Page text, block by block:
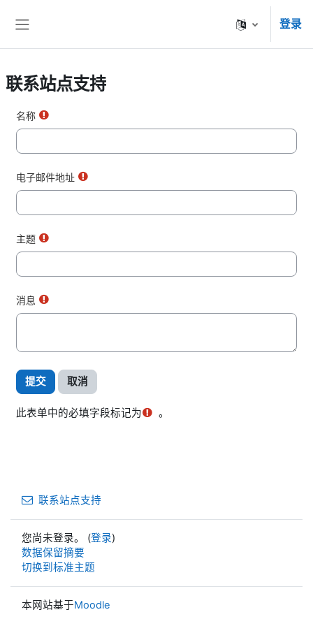
登录
联系站点支持
名称
电子邮件地址
主题
消息
此表单中的必填字段标记为 。
联系站点支持
您尚未登录。 (登录)
‎数据保留摘要‎
切换到标准主题
本网站基于Moodle